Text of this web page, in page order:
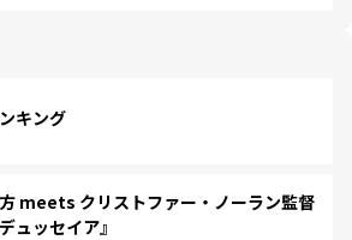
キング
meets クリストファー・ノーラン監督
ュッセイア』